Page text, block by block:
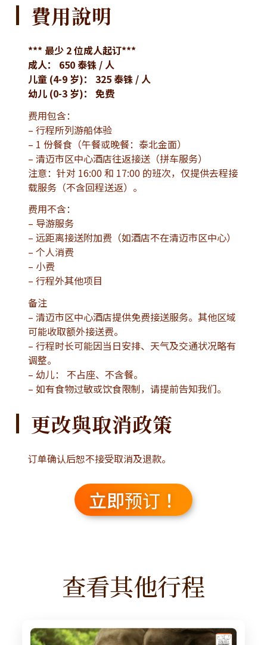
費用說明
*** 最少 2 位成人起订***
成人： 650 泰铢 / 人
儿童 (4-9 岁)： 325 泰铢 / 人
幼儿 (0-3 岁)： 免费
费用包含：
– 行程所列游船体验
– 1 份餐食（午餐或晚餐：泰北金面）
– 清迈市区中心酒店往返接送（拼车服务）
注意：针对 16:00 和 17:00 的班次，仅提供去程接
载服务（不含回程送返）。
费用不含：
– 导游服务
– 远距离接送附加费（如酒店不在清迈市区中心）
– 个人消费
– 小费
– 行程外其他项目
备注
– 清迈市区中心酒店提供免费接送服务。其他区域
可能收取额外接送费。
– 行程时长可能因当日安排、天气及交通状况略有
调整。
– 幼儿： 不占座、不含餐。
– 如有食物过敏或饮食限制，请提前告知我们。
更改與取消政策
订单确认后恕不接受取消及退款。
立即预订！
查看其他行程